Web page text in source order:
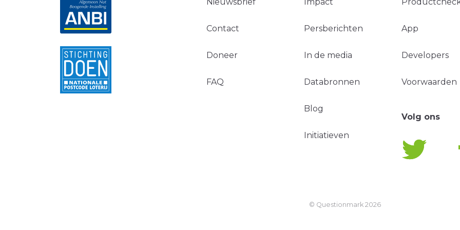
Contact
Doneer
FAQ
Persberichten
In de media
Databronnen
Blog
Initiatieven
App
Developers
Voorwaarden
Volg ons
© Questionmark 2026